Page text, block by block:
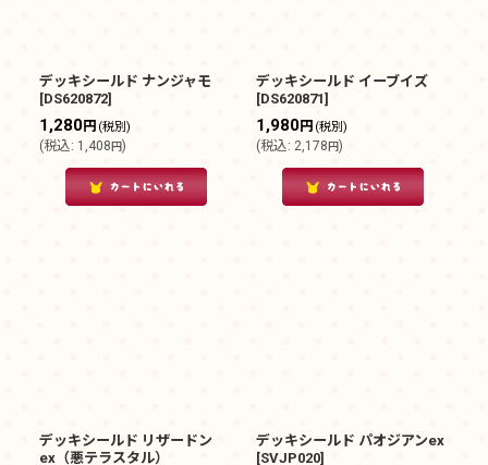
デッキシールド ナンジャモ
[DS620872]
1,280円 (税別)
(税込: 1,408円)
デッキシールド イーブイズ
[DS620871]
1,980円 (税別)
(税込: 2,178円)
デッキシールド リザードン
ex（悪テラスタル）
デッキシールド パオジアンex
[SVJP020]